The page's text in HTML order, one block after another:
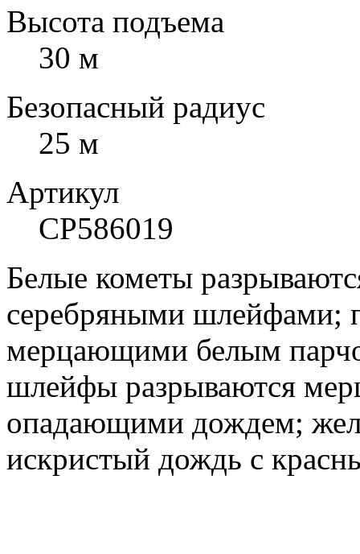
Высота подъема
30 м
Безопасный радиус
25 м
Артикул
CP586019
Белые кометы
серебряными шлейфами;
мерцающими белым
шлейфы разрываются
опадающими дождем;
искристый дождь с